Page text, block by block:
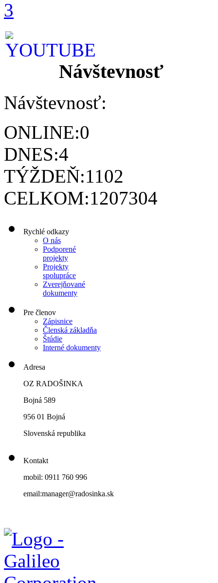
Návštevnosť
Návštevnosť:
ONLINE:0
DNES:4
TÝŽDEŇ:1102
CELKOM:1207304
Rychlé odkazy
O nás
Podporené
projekty
Projekty
spolupráce
Zverejňované
dokumenty
Pre členov
Zápisnice
Členská základňa
Štúdie
Interné dokumenty
Adresa
OZ RADOŠINKA
Bojná 589
956 01 Bojná
Slovenská republika
Kontakt
mobil: 0911 760 996
email:manager@radosinka.sk